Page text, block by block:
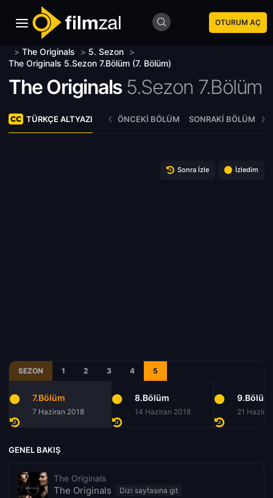
OTURUM AÇ
> The Originals > 5. Sezon >
The Originals 5.Sezon 7.Bölüm (7. Bölüm)
The Originals 5.Sezon 7.Bölüm
TÜRKÇE ALTYAZI ÖNCEKI BÖLÜM SONRAKI BÖLÜM
Sonra İzle İzledim
SEZON 1 2 3 4 5
7.Bölüm
7 Haziran 2018
8.Bölüm
14 Haziran 2018
9.Bölüm
21
GENEL BAKIŞ
The Originals
The Originals